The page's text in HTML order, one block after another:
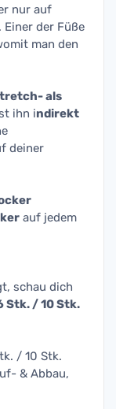
nur auf
der Füße
man den
als
ihn indirekt
deiner
auf jedem
schau dich
Stk. / 10 Stk.
/ 10 Stk.
& Abbau,